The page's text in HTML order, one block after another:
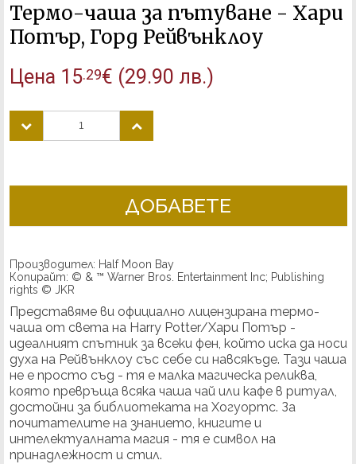
Термо-чаша за пътуване - Хари
Потър, Горд Рейвънклоу
Цена 15.29€ (29.90 лв.)
ДОБАВЕТЕ
Производител: Half Moon Bay
Копирайт: © & ™ Warner Bros. Entertainment Inc; Publishing
rights © JKR
Представяме ви официално лицензиранa термо-
чаша от света на Harry Potter/Хари Потър -
идеалният спътник за всеки фен, който иска да носи
духа на Рейвънклоу със себе си навсякъде. Тази чаша
не е просто съд - тя е малка магическа реликва,
която превръща всяка чаша чай или кафе в ритуал,
достойни за библиотеката на Хогуортс. За
почитателите на знанието, книгите и
интелектуалната магия - тя е символ на
принадлежност и стил.